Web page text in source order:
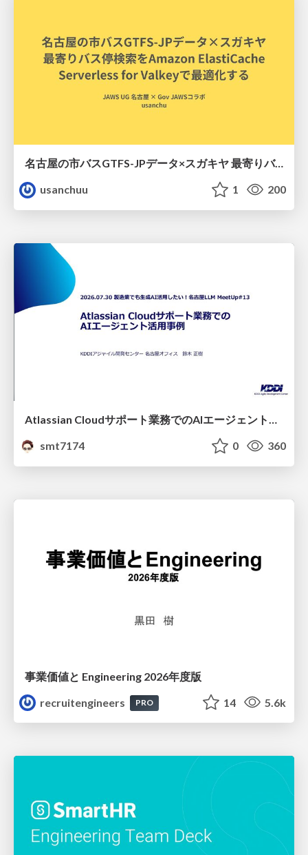
名古屋の市バスGTFS-JPデータ×スガキヤ 最寄りバス停検索をAmazon ElastiCache Serverless for Valkeyで最適化する
usanchuu
1 200
Atlassian Cloudサポート業務でのAIエージェント活用事例
smt7174
0 360
事業価値と Engineering 2026年度版
recruitengineers
PRO 14 5.6k